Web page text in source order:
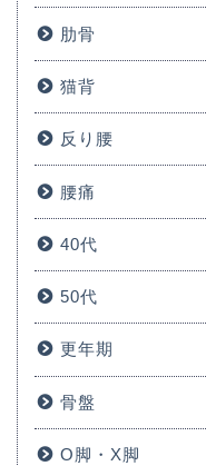
肋骨
猫背
反り腰
腰痛
40代
50代
更年期
骨盤
O脚・X脚